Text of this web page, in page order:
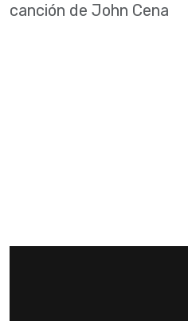
canción de John Cena